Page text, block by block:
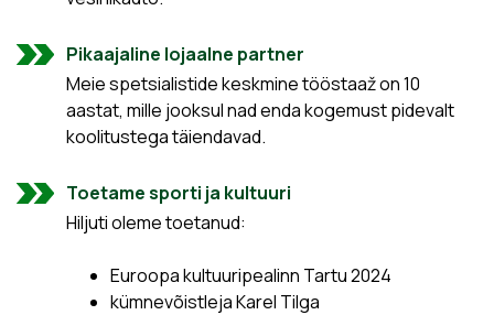
Pikaajaline lojaalne partner
Meie spetsialistide keskmine tööstaaž on 10
aastat, mille jooksul nad enda kogemust pidevalt
koolitustega täiendavad.
Toetame sporti ja kultuuri
Hiljuti oleme toetanud:
Euroopa kultuuripealinn Tartu 2024
kümnevõistleja Karel Tilga